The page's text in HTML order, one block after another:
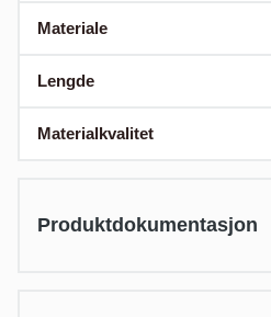
Materiale
Lengde
Materialkvalitet
Produktdokumentasjon